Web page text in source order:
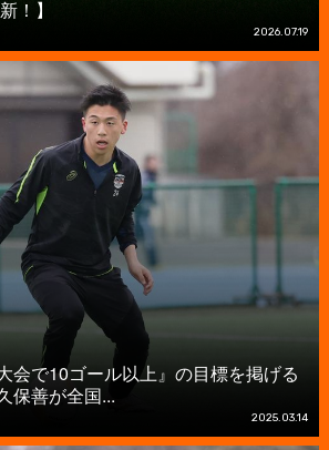
！】
2026.07.19
会で10ゴール以上』の目標を掲げる
保善が全国...
2025.03.14